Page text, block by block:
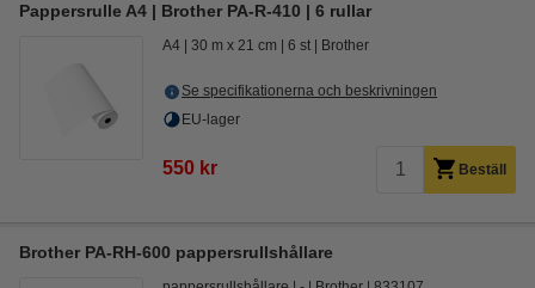
Pappersrulle A4 | Brother PA-R-410 | 6 rullar
A4 30 m x 21 cm 6 st Brother
Se specifikationerna och beskrivningen
EU-lager
550 kr Beställ
Brother PA-RH-600 pappersrullshållare